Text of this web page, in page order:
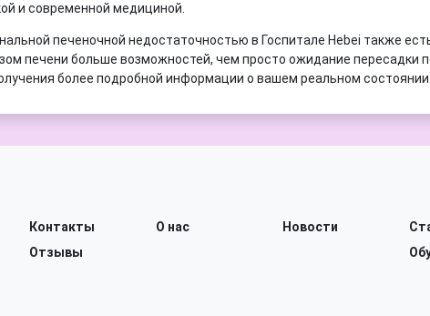
и современной медициной.
печеночной недостаточностью в Госпитале Hebei также
печени больше возможностей, чем просто ожидание пересадки
более подробной информации о вашем реальном состоянии.
Контакты О нас Новости
Отзывы